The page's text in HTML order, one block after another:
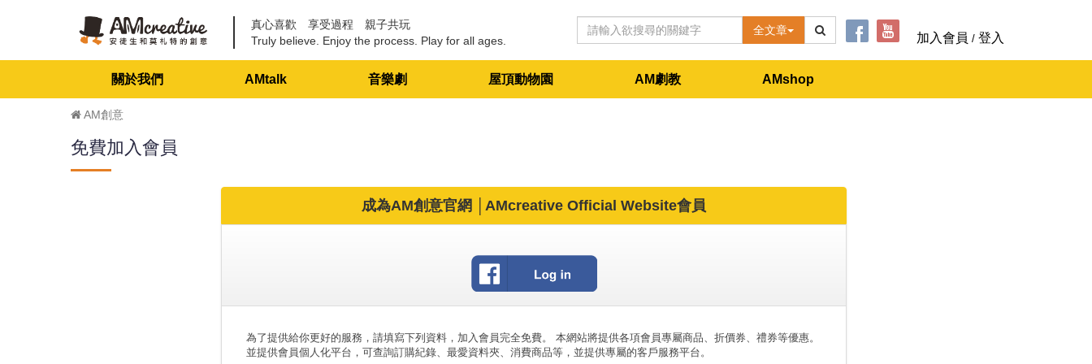
真心喜歡 享受過程 親子共玩
Truly believe. Enjoy the process. Play for all ages.
全文章
加入會員 / 登入
關於我們 AMtalk 音樂劇 屋頂動物園 AM劇教 AMshop
AM創意
免費加入會員
成為AM創意官網 │AMcreative Official Website會員
為了提供給你更好的服務，請填寫下列資料，加入會員完全免費。 本網站將提供各項會員專屬商品、折價券、禮券等優惠。
並提供會員個人化平台，可查詢訂購紀錄、最愛資料夾、消費商品等，並提供專屬的客戶服務平台。